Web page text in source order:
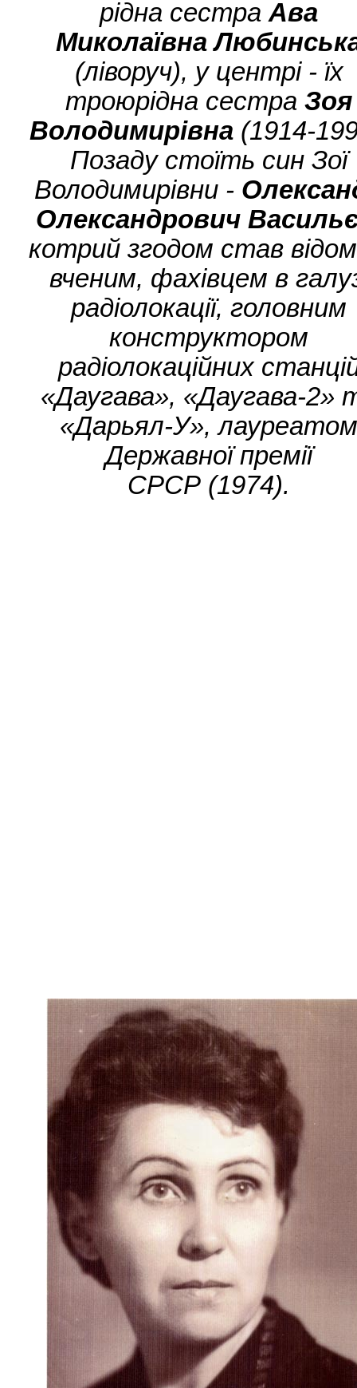
рідна сестраАва
Миколаївна
(ліворуч), у центрі - їх
троюрідна сестраЗоя
Володимирівна(1914-
Позаду стоїть син Зої
Володимирівни -
Олександрович
котрий згодом став
вченим, фахівцем в
радіолокації, головним
конструктором
радіолокаційних
«Даугава», «Даугава-2»
«Дарьял-У»,
Державної премії
СРСР (1974).